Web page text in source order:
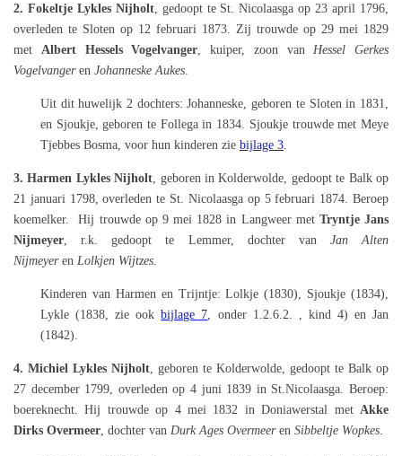
2. Fokeltje Lykles Nijholt, gedoopt te St. Nicolaasga op 23 april 1796,
overleden te Sloten op 12 februari 1873. Zij trouwde op 29 mei 1829
met Albert Hessels Vogelvanger, kuiper, zoon van
Hessel Gerkes
Vogelvanger en Johanneske Aukes.
Uit dit huwelijk 2 dochters: Johanneske, geboren te Sloten in 1831,
en Sjoukje, geboren te Follega in 1834. Sjoukje trouwde met Meye
Tjebbes Bosma, voor hun kinderen zie bijlage 3.
3. Harmen Lykles Nijholt, geboren in Kolderwolde, gedoopt te Balk op
21 januari 1798, overleden te St. Nicolaasga op 5 februari 1874. Beroep
koemelker. Hij trouwde op 9 mei 1828 in Langweer met Tryntje Jans
Nijmeyer, r.k. gedoopt te Lemmer, dochter van
Jan Alten
Nijmeyer en Lolkjen Wijtzes.
Kinderen van Harmen en Trijntje: Lolkje (1830), Sjoukje (1834),
Lykle (1838, zie ookbijlage 7, onder 1.2.6.2. , kind 4) en Jan
(1842).
4. Michiel Lykles Nijholt, geboren te Kolderwolde, gedoopt te Balk op
27 december 1799, overleden op 4 juni 1839 in St.Nicolaasga. Beroep:
boereknecht. Hij trouwde op 4 mei 1832 in Doniawerstal met Akke
Dirks Overmeer, dochter van Durk Ages Overmeer en Sibbeltje Wopkes.